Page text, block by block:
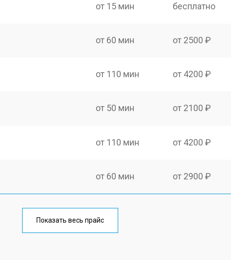
от 15 мин бесплатно
от 60 мин от 2500 ₽
от 110 мин от 4200 ₽
от 50 мин от 2100 ₽
от 110 мин от 4200 ₽
от 60 мин от 2900 ₽
от 100 мин
Показать весь прайс